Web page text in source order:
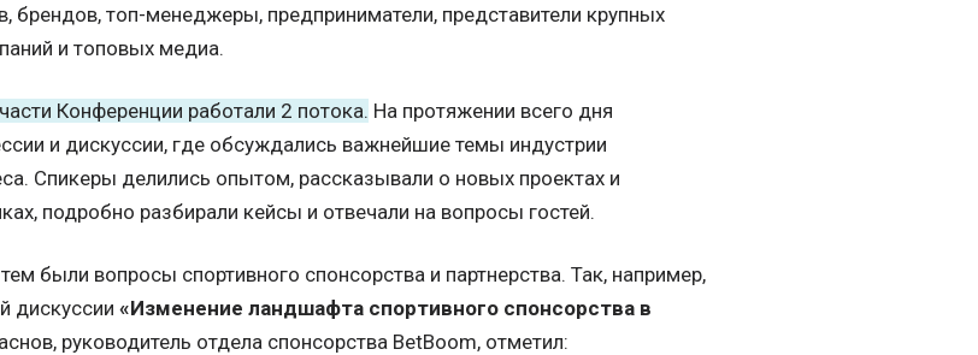
брендов, топ-менеджеры, предприниматели, представители крупных
и топовых медиа.
Конференции работали 2 потока. На протяжении всего дня
и дискуссии, где обсуждались важнейшие темы индустрии
Спикеры делились опытом, рассказывали о новых проектах и
подробно разбирали кейсы и отвечали на вопросы гостей.
были вопросы спортивного спонсорства и партнерства. Так, например,
дискуссии «Изменение ландшафта спортивного спонсорства в
руководитель отдела спонсорства BetBoom, отметил: